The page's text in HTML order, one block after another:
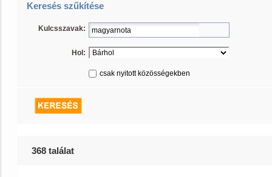
Keresés szűkítése
Kulcsszavak:
Hol:
csak nyitott közösségekben
368 találat